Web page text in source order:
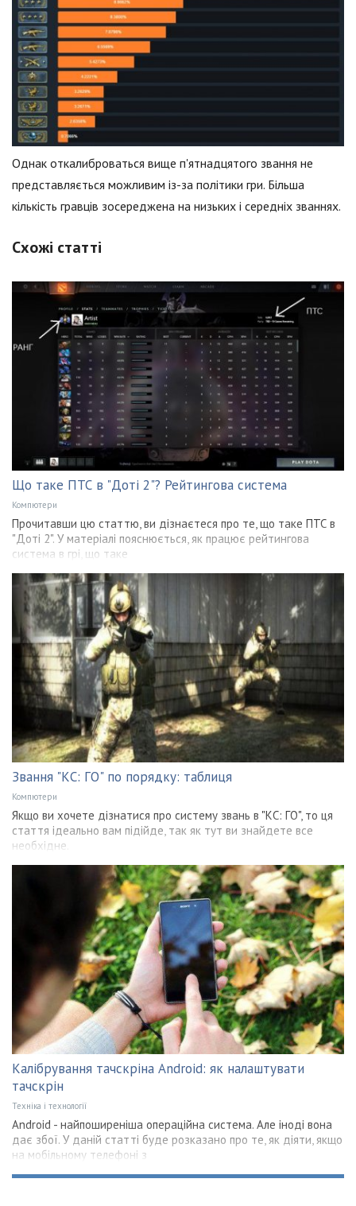
Однак откалиброваться вище п'ятнадцятого звання не
представляється можливим із-за політики гри. Більша
кількість гравців зосереджена на низьких і середніх званнях.
Схожі статті
Що таке ПТС в "Доті 2"? Рейтингова система
Компютери
Прочитавши цю статтю, ви дізнаєтеся про те, що таке ПТС в
"Доті 2". У матеріалі пояснюється, як працює рейтингова
система в грі, що таке
Звання "КС: ГО" по порядку: таблиця
Компютери
Якщо ви хочете дізнатися про систему звань в "КС: ГО", то ця
стаття ідеально вам підійде, так як тут ви знайдете все
необхідне.
Калібрування тачскріна Android: як налаштувати
тачскрін
Техніка і технології
Android - найпоширеніша операційна система. Але іноді вона
дає збої. У даній статті буде розказано про те, як діяти, якщо
на мобільному телефоні з